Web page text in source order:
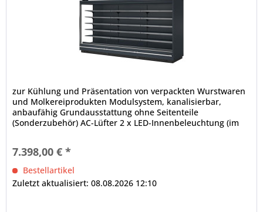
zur Kühlung und Präsentation von verpackten Wurstwaren
und Molkereiprodukten Modulsystem, kanalisierbar,
anbaufähig Grundausstattung ohne Seitenteile
(Sonderzubehör) AC-Lüfter 2 x LED-Innenbeleuchtung (im
7.398,00 € *
Bestellartikel
Zuletzt aktualisiert: 08.08.2026 12:10